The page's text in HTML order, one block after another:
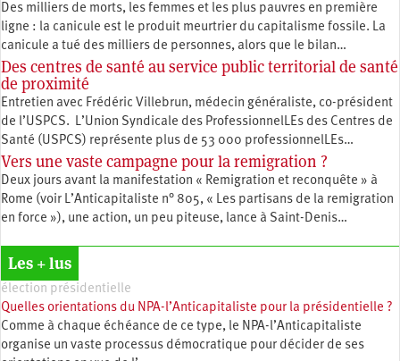
Des milliers de morts, les femmes et les plus pauvres en première
ligne : la canicule est le produit meurtrier du capitalisme fossile. La
canicule a tué des milliers de personnes, alors que le bilan…
Des centres de santé au service public territorial de santé
de proximité
Entretien avec Frédéric Villebrun, médecin généraliste, co-président
de l’USPCS. L’Union Syndicale des ProfessionnelLEs des Centres de
Santé (USPCS) représente plus de 53 000 professionnelLEs…
Vers une vaste campagne pour la remigration ?
Deux jours avant la manifestation « Remigration et reconquête » à
Rome (voir L’Anticapitaliste n° 805, « Les partisans de la remigration
en force »), une action, un peu piteuse, lance à Saint-Denis…
Les + lus
élection présidentielle
Quelles orientations du NPA-l’Anticapitaliste pour la présidentielle ?
Comme à chaque échéance de ce type, le NPA-l’Anticapitaliste
organise un vaste processus démocratique pour décider de ses